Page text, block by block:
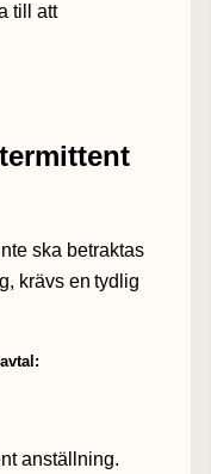
till att
ska betraktas
krävs en tydlig
anställning.